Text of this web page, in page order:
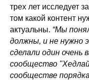
трех лет исследует
том какой контент
актуальны. “Мы
должны, и не нужно
сделали один
сообщество
сообществе